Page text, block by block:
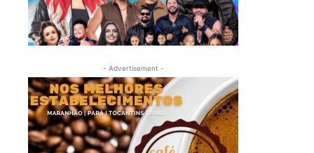
- Advertisement -